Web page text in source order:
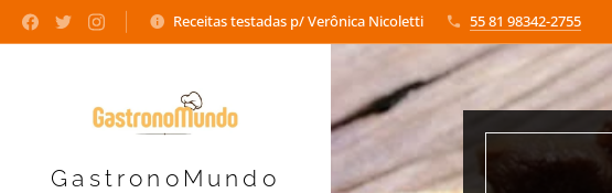
Receitas testadas p/ Verônica Nicoletti 55 81 98342-2755
GastronoMundo